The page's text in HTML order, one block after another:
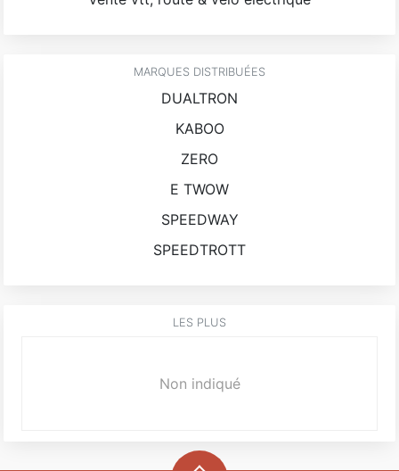
MARQUES DISTRIBUÉES
DUALTRON
KABOO
ZERO
E TWOW
SPEEDWAY
SPEEDTROTT
LES PLUS
Non indiqué